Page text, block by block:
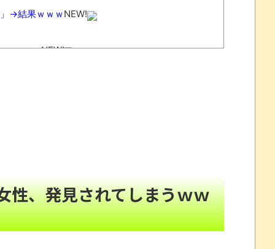
→結果ｗｗｗNEW!
ｗｗｗｗNEW!
かった
るｗｗｗｗNEW!
門店の豚汁に不満を感じることがある「この工程は
性、発見されてしまうｗｗ